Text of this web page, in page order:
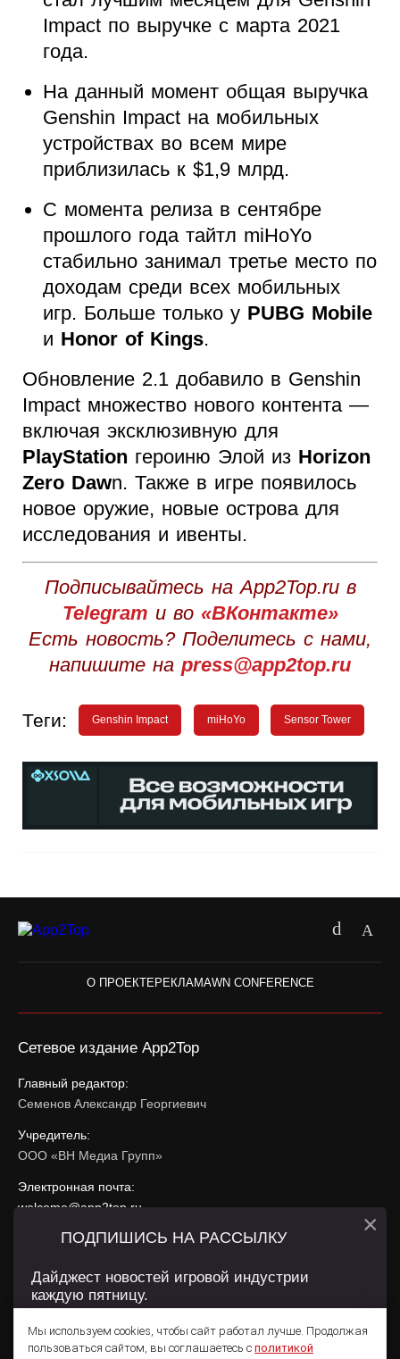
Impact по выручке с марта 2021
года.
На данный момент общая выручка
Genshin Impact на мобильных
устройствах во всем мире
приблизилась к $1,9 млрд.
С момента релиза в сентябре
прошлого года тайтл miHoYo
стабильно занимал третье место по
доходам среди всех мобильных
игр. Больше только у PUBG Mobile
и Honor of Kings.
Обновление 2.1 добавило в Genshin
Impact множество нового контента —
включая эксклюзивную для
PlayStation героиню Элой из Horizon
Zero Dawn. Также в игре появилось
новое оружие, новые острова для
исследования и ивенты.
Подписывайтесь на App2Top.ru в
Telegram и во «ВКонтакте»
Есть новость? Поделитесь с нами,
напишите на press@app2top.ru
Теги: Genshin Impact miHoYo Sensor Tower
О ПРОЕКТЕ РЕКЛАМАWN CONFERENCE
Сетевое издание App2Top
Главный редактор:
Семенов Александр Георгиевич
Учредитель:
ООО «ВН Медиа Групп»
Электронная почта:
welcome@app2top.ru
При использовании материалов активная ссылка на
Сайт использует IP адреса, cookie, данные геолокации
использования содержатся вПолитике конфиденциальностии
Пользовательском соглашении .
Мы используем cookies, чтобы сайт работал лучше. Продолжая
пользоваться сайтом, вы соглашаетесь с политикой
ПОДПИШИСЬ НА РАССЫЛКУ
Дайджест новостей игровой индустрии
каждую пятницу.
×